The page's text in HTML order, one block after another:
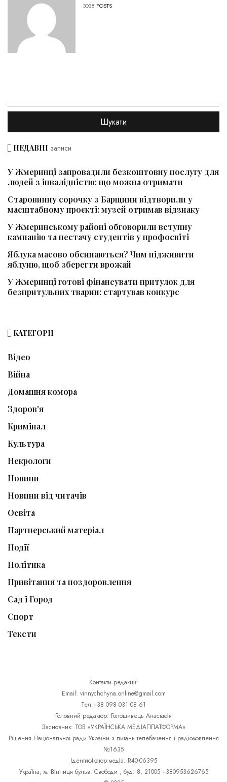
3038 POSTS
НЕДАВНІ записи
У Жмеринці запровадили безкоштовну послугу для
людей з інвалідністю: що можна отримати
Старовинну сорочку з Барщини відтворили у
масштабному проєкті: музей отримав відзнаку
У Жмеринському районі обговорили вступну
кампанію та нестачу студентів у профосвіті
Яблука масово обсипаються? Чим підживити
яблуню, щоб зберегти врожай
У Жмеринці готові фінансувати притулок для
безпритульних тварин: стартував конкурс
КАТЕГОРІЇ
Відео
Війна
Домашня комора
Здоров'я
Кримінал
Культура
Некрологи
Новини
Новини від читачів
Освіта
Партнерський матеріал
Події
Політика
Привітання та поздоровлення
Сад і Город
Спорт
Тексти
Контакти редакції:
Email: vinnychchyna.online@gmail.com
Тел:+38 098 031 08 61
Головний редактор: Голошивець Анастасія
Засновник: ТОВ «УКРАЇНСЬКА МЕДІАПЛАТФОРМА»
Рішення Національної ради України з питань телебачення і радіомовлення
№1635
Ідентифікатор медіа: R40-06395
Україна, м. Вінниця бульв. Свободи , буд. 8, 21005 +380953626765